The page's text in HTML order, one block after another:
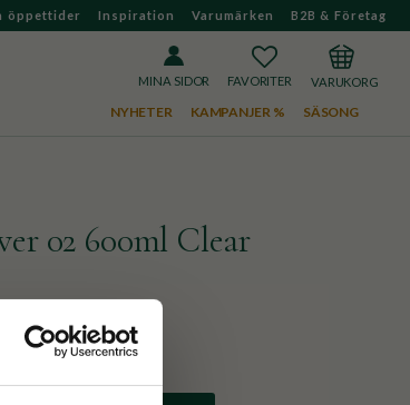
öppettider Inspiration Varumärken B2B & Företag
MINA SIDOR
FAVORITERKUNDVAGN
NYHETER KAMPANJER % SÄSONG
02 600ml Clear